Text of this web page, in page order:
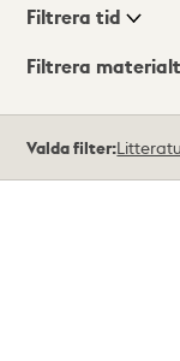
Visningsläge
Filtrera tid
Filtrera
träffar
Valda filter: